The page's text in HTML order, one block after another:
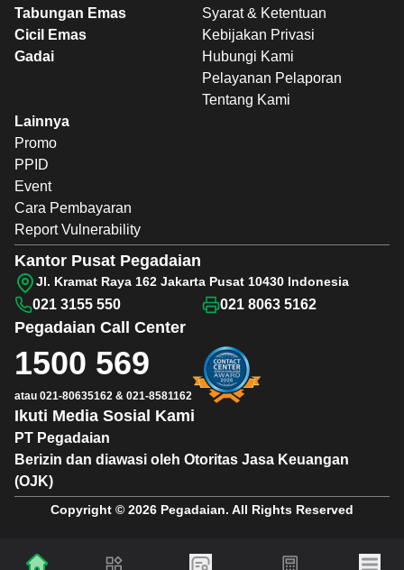
Tabungan Emas
Cicil Emas
Gadai
Syarat & Ketentuan
Kebijakan Privasi
Hubungi Kami
Pelayanan Pelaporan
Tentang Kami
Lainnya
Promo
PPID
Event
Cara Pembayaran
Report Vulnerability
PT Pegadaian
Berizin dan diawasi oleh Otoritas Jasa Keuangan
(OJK)
Ikuti Media Sosial Kami
Pegadaian Call Center
1500 569
atau 021-80635162 & 021-8581162
Kantor Pusat Pegadaian
Jl. Kramat Raya 162 Jakarta Pusat 10430 Indonesia
021 3155 550 021 8063 5162
Copyright © 2026 Pegadaian. All Rights Reserved